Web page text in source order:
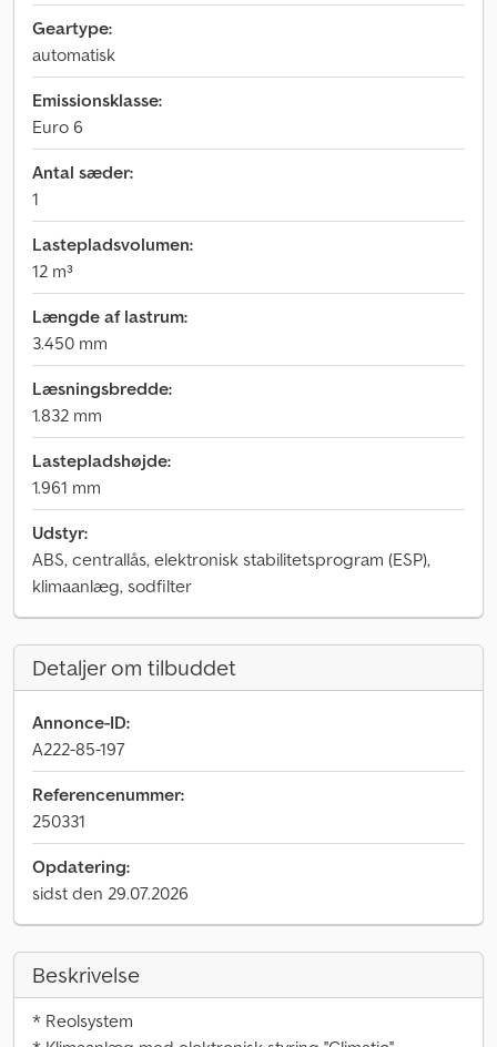
Geartype:
automatisk
Emissionsklasse:
Euro 6
Antal sæder:
1
Lastepladsvolumen:
12 m³
Længde af lastrum:
3.450 mm
Læsningsbredde:
1.832 mm
Lastepladshøjde:
1.961 mm
Udstyr:
ABS, centrallås, elektronisk stabilitetsprogram (ESP),
klimaanlæg, sodfilter
Detaljer om tilbuddet
Annonce-ID:
A222-85-197
Referencenummer:
250331
Opdatering:
sidst den 29.07.2026
Beskrivelse
* Reolsystem